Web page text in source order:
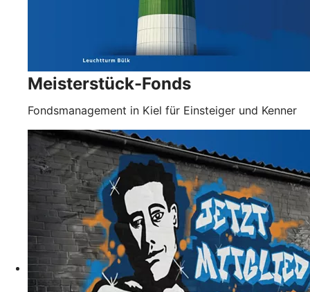
Meisterstück-Fonds
Fondsmanagement in Kiel für Einsteiger und Kenner